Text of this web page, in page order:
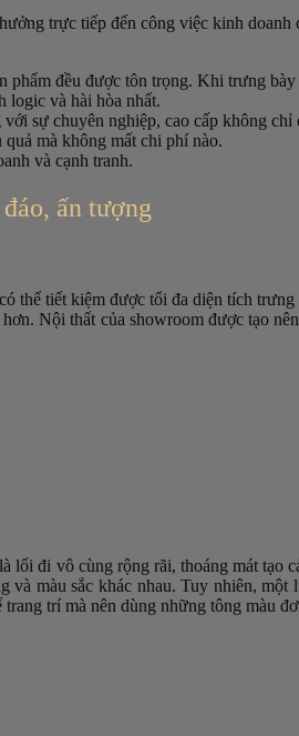
trực tiếp đến công việc kinh doanh
đều được tôn trọng. Khi trưng bày
logic và hài hòa nhất.
sự chuyên nghiệp, cao cấp không chỉ
mà không mất chi phí nào.
và cạnh tranh.
ấn tượng
thể tiết kiệm được tối đa diện tích
Nội thất của showroom được tạo
đi vô cùng rộng rãi, thoáng mát tạo
màu sắc khác nhau. Tuy nhiên,
trí mà nên dùng những tông màu